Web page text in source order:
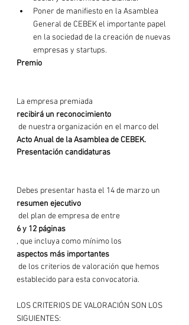
Poner de manifiesto en la Asamblea
General de CEBEK el importante papel
en la sociedad de la creación de nuevas
empresas y startups.
Premio
La empresa premiada
recibirá un reconocimiento
de nuestra organización en el marco del
Acto Anual de la Asamblea de CEBEK.
Presentación candidaturas
Debes presentar hasta el 14 de marzo un
resumen ejecutivo
del plan de empresa de entre
6 y 12 páginas
, que incluya como mínimo los
aspectos más importantes
establecido para esta convocatoria.
LOS CRITERIOS DE VALORACIÓN SON LOS
SIGUIENTES: